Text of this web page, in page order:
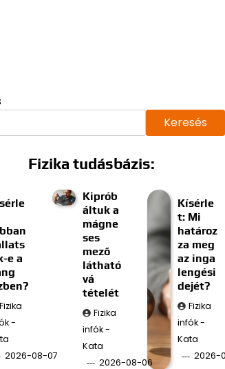
Keresés
Fizika tudásbázis:
e a
Fizika
-
2026-08-07
Kiprób
áltuk a
mágne
ses
mező
látható
vá
tételét
Fizika
infók -
Kata
2026-08-06
Kísérle
t: Mi
határoz
za meg
az inga
lengési
dejét?
Fizika
infók -
Kata
2026-